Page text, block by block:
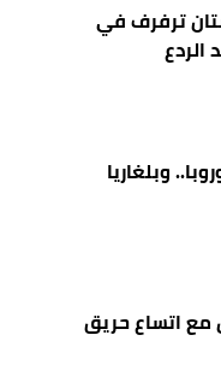
ترفرف في
الردع
وبلغاريا
ألف شخص مع اتساع حريق